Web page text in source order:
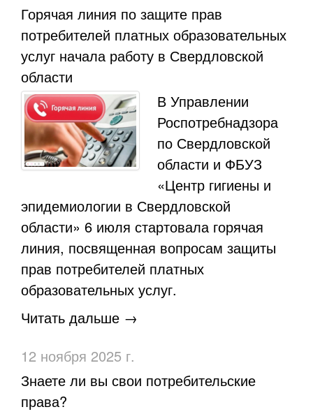
​Горячая линия по защите прав
потребителей платных образовательных
услуг начала работу в Свердловской
области
В Управлении
Роспотребнадзора
по Свердловской
области и ФБУЗ
«Центр гигиены и
эпидемиологии в Свердловской
области» 6 июля стартовала горячая
линия, посвященная вопросам защиты
прав потребителей платных
образовательных услуг.
Читать дальше →
12 ноября 2025 г.
Знаете ли вы свои потребительские
права?